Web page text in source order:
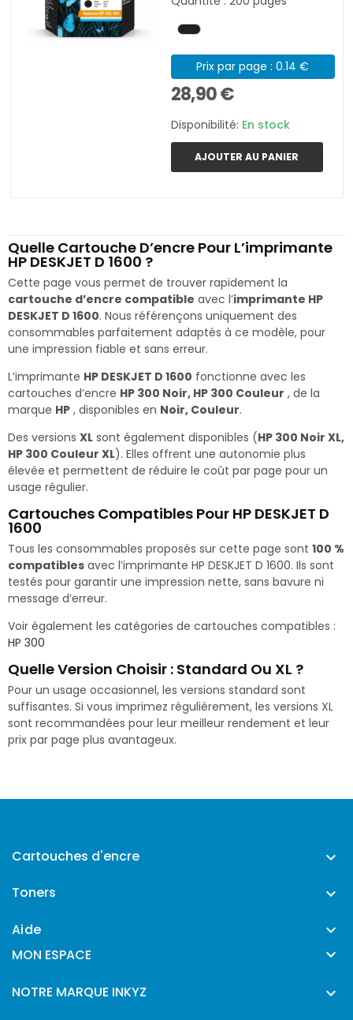
Prix par page : 0.14 €
28,90 €
Disponibilité: En stock
AJOUTER AU PANIER
Quelle Cartouche D’encre Pour L’imprimante
HP DESKJET D 1600 ?
Cette page vous permet de trouver rapidement la
cartouche d’encre compatible avec l’imprimante HP
DESKJET D 1600. Nous référençons uniquement des
consommables parfaitement adaptés à ce modèle, pour
une impression fiable et sans erreur.
L’imprimante HP DESKJET D 1600 fonctionne avec les
cartouches d’encre HP 300 Noir, HP 300 Couleur , de la
marque HP , disponibles en Noir, Couleur.
Des versions XL sont également disponibles (HP 300 Noir XL,
HP 300 Couleur XL). Elles offrent une autonomie plus
élevée et permettent de réduire le coût par page pour un
usage régulier.
Cartouches Compatibles Pour HP DESKJET D
1600
Tous les consommables proposés sur cette page sont 100 %
compatibles avec l’imprimante HP DESKJET D 1600. Ils sont
testés pour garantir une impression nette, sans bavure ni
message d’erreur.
Voir également les catégories de cartouches compatibles :
HP 300
Quelle Version Choisir : Standard Ou XL ?
Pour un usage occasionnel, les versions standard sont
suffisantes. Si vous imprimez régulièrement, les versions XL
sont recommandées pour leur meilleur rendement et leur
prix par page plus avantageux.
Cartouches d'encre 
Toners 
Aide 
MON ESPACE 
NOTRE MARQUE INKYZ 